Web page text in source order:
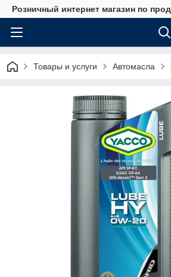
Розничный интернет магазин по
Товары и услуги Автомасла